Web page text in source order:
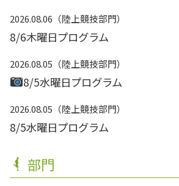
2026.08.06 陸上競技部門
8/6木曜日プログラム
2026.08.05 陸上競技部門
8/5水曜日プログラム
2026.08.05 陸上競技部門
8/5水曜日プログラム
部門